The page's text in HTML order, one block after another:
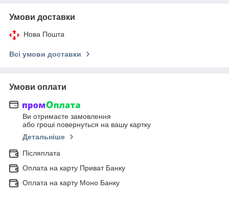
Умови доставки
Нова Пошта
Всі умови доставки
Умови оплати
Ви отримаєте замовлення
або гроші повернуться на вашу картку
Детальніше
Післяплата
Оплата на карту Приват Банку
Оплата на карту Моно Банку